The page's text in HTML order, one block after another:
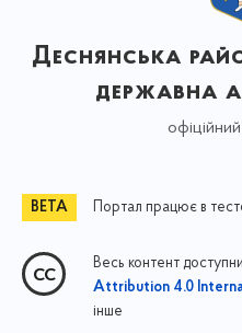
Деснянська
державна
Портал працює в
Весь контент
Attribution 4.0
інше